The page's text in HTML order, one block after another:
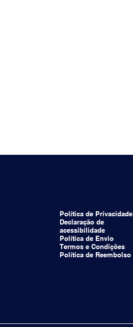
Política de Privacidade
Declaração de
acessibilidade
Política de Envio
Termos e Condições
Política de Reembolso